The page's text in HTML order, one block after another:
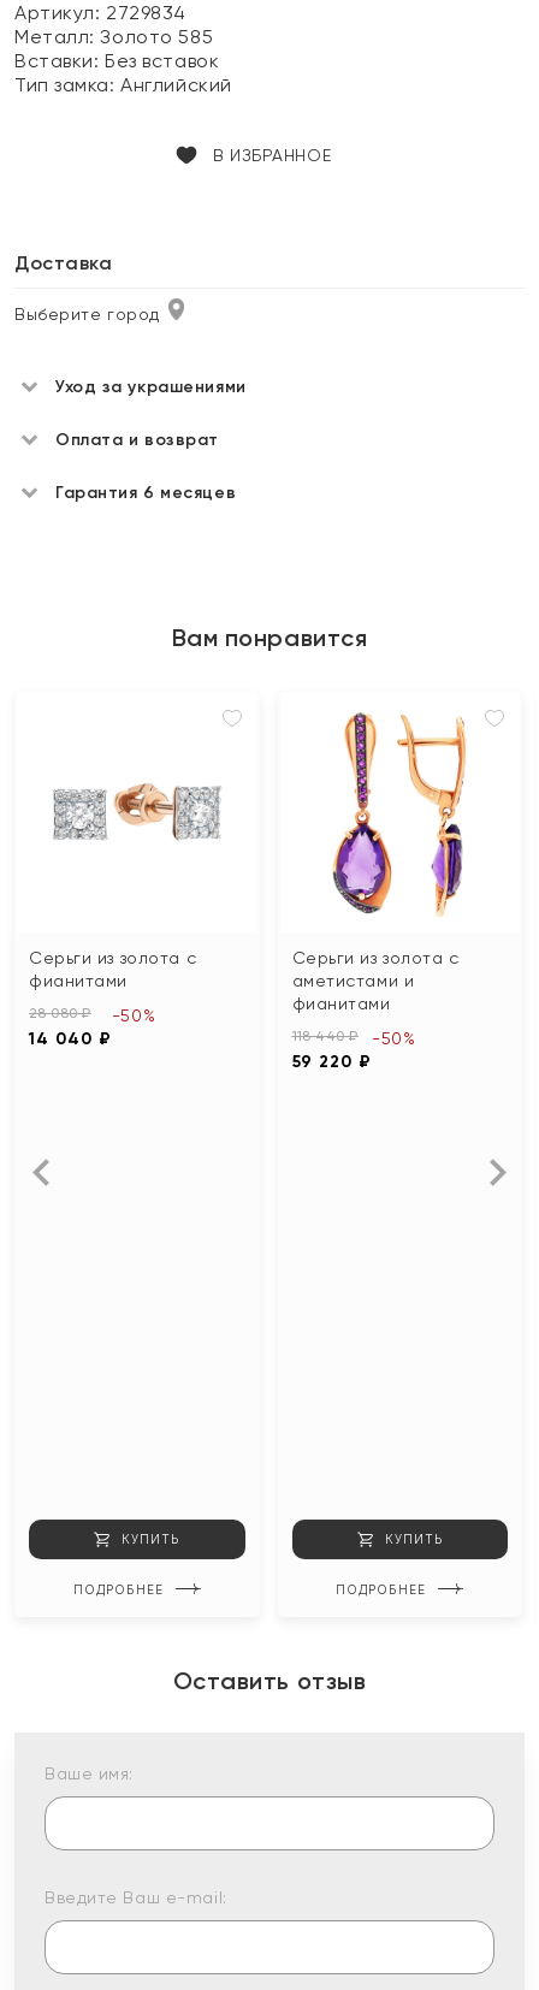
Артикул: 2729834
Металл:Золото 585
Вставки:Без вставок
Тип замка:Английский
В ИЗБРАННОЕ
Доставка
Выберите город
Уход за украшениями
Оплата и возврат
Гарантия 6 месяцев
Вам понравится
Серьги из золота с
фианитами
28 080 ₽
14 040 ₽
-50%
КУПИТЬ
ПОДРОБНЕЕ
Серьги из золота с
аметистами и
фианитами
118 440 ₽
59 220 ₽
-50%
КУПИТЬ
ПОДРОБНЕЕ
Оставить отзыв
Ваше имя:
Введите Ваш e-mail: